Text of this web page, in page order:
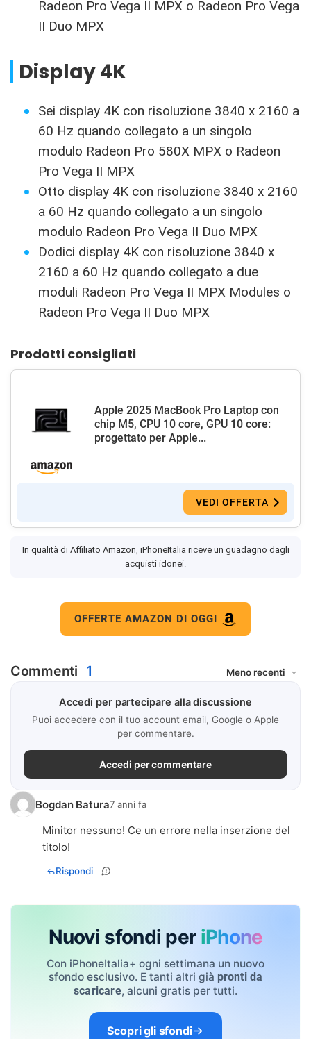
Radeon Pro Vega II MPX o Radeon Pro Vega
II Duo MPX
Display 4K
Sei display 4K con risoluzione 3840 x 2160 a
60 Hz quando collegato a un singolo
modulo Radeon Pro 580X MPX o Radeon
Pro Vega II MPX
Otto display 4K con risoluzione 3840 x 2160
a 60 Hz quando collegato a un singolo
modulo Radeon Pro Vega II Duo MPX
Dodici display 4K con risoluzione 3840 x
2160 a 60 Hz quando collegato a due
moduli Radeon Pro Vega II MPX Modules o
Radeon Pro Vega II Duo MPX
Prodotti consigliati
Apple 2025 MacBook Pro Laptop con
chip M5, CPU 10 core, GPU 10 core:
progettato per Apple...
VEDI OFFERTA
In qualità di Affiliato Amazon, iPhoneItalia riceve un guadagno dagli
acquisti idonei.
OFFERTE AMAZON DI OGGI
Commenti 1
Accedi per partecipare alla discussione
Puoi accedere con il tuo account email, Google o Apple
per commentare.
Accedi per commentare
Bogdan Batura7 anni fa
Minitor nessuno! Ce un errore nella inserzione del
titolo!
Rispondi
Nuovi sfondi per iPhone
Con iPhoneItalia+ ogni settimana un nuovo
sfondo esclusivo. E tanti altri già pronti da
scaricare, alcuni gratis per tutti.
Scopri gli sfondi